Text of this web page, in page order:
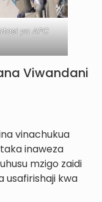
ya APC
Viwandani
vinachukua
inaweza
mzigo zaidi
usafirishaji kwa